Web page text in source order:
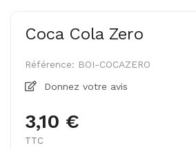
Coca Cola Zero
Référence: BOI-COCAZERO
Donnez votre avis
3,10 €
TTC